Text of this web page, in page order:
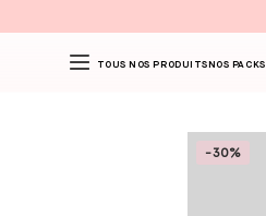
TOUS NOS PRODUITSNOS PACKS
-30%